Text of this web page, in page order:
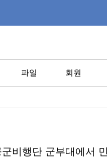
파일 회원
비행단 군부대에서